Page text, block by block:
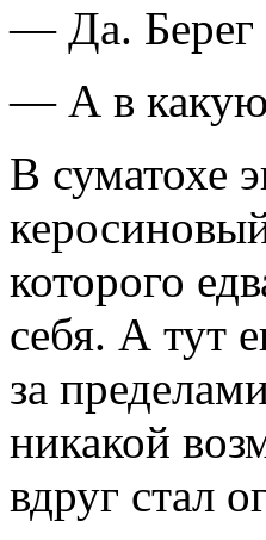
— Да. Берег
— А в какую
В суматохе
которого
себя. А тут
за
никакой
вдруг стал